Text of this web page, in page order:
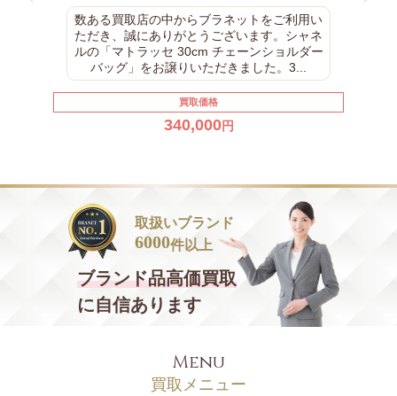
数ある買取店の中からブラネットをご利用い
ただき、誠にありがとうございます。シャネ
ルの「マトラッセ 30cm チェーンショルダー
バッグ」をお譲りいただきました。3...
買取価格
340,000円
取扱いブランド
6000件以上
ブランド品高価買取
に自信あります
Menu
買取メニュー